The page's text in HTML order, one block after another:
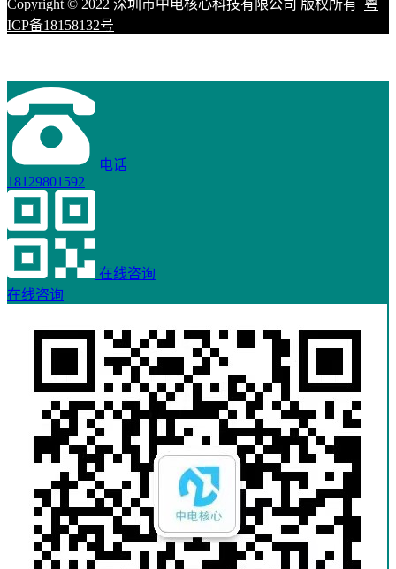
Copyright © 2022 深圳市中电核心科技有限公司 版权所有 粤
ICP备18158132号
电话
18129801592
在线咨询
在线咨询